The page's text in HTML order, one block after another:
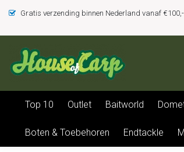
Gratis verzending binnen Nederland vanaf €100,-
Top 10 Outlet Baitworld
Boten & Toebehoren Endtackle